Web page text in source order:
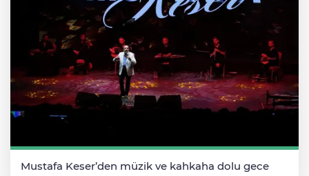
Mustafa Keser’den müzik ve kahkaha dolu gece